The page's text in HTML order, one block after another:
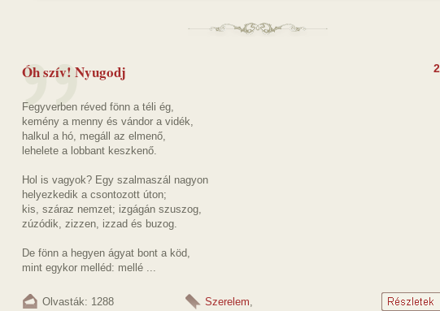
Óh szív! Nyugodj
Fegyverben réved fönn a téli ég,
kemény a menny és vándor a vidék,
halkul a hó, megáll az elmenő,
lehelete a lobbant keszkenő.
Hol is vagyok? Egy szalmaszál nagyon
helyezkedik a csontozott úton;
kis, száraz nemzet; izgágán szuszog,
zúzódik, zizzen, izzad és buzog.
De fönn a hegyen ágyat bont a köd,
mint egykor melléd: mellé ...
Olvasták: 1288 Szerelem,